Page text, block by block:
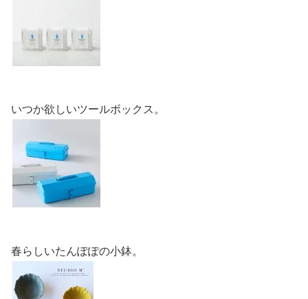
いつか欲しいツールボックス。
春らしいたんぽぽの小鉢。